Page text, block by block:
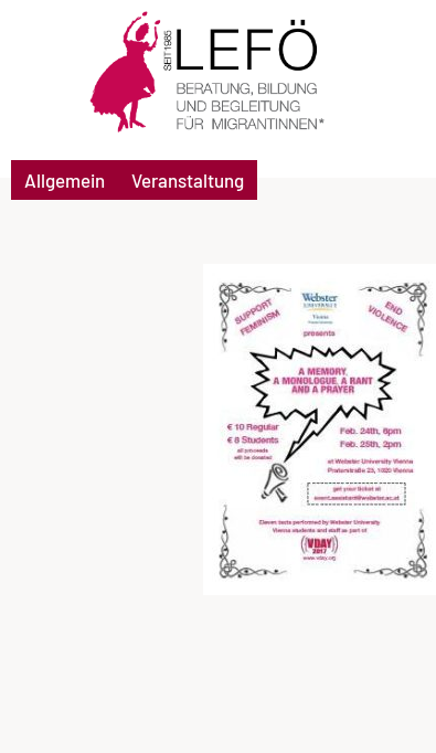
Allgemein Veranstaltung